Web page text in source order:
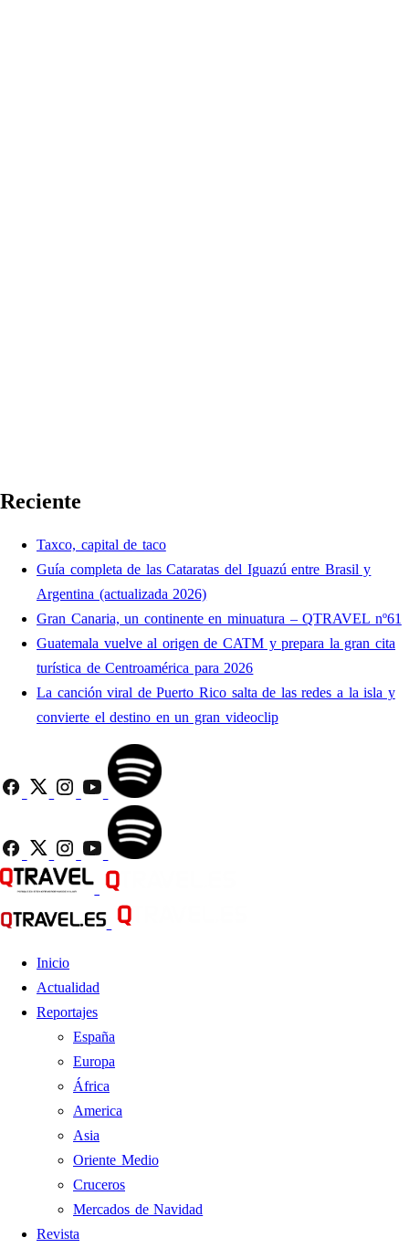
Reciente
Taxco, capital de taco
Guía completa de las Cataratas del Iguazú entre Brasil y
Argentina (actualizada 2026)
Gran Canaria, un continente en minuatura – QTRAVEL nº61
Guatemala vuelve al origen de CATM y prepara la gran cita
turística de Centroamérica para 2026
La canción viral de Puerto Rico salta de las redes a la isla y
convierte el destino en un gran videoclip
Inicio
Actualidad
Reportajes
España
Europa
África
America
Asia
Oriente Medio
Cruceros
Mercados de Navidad
Revista